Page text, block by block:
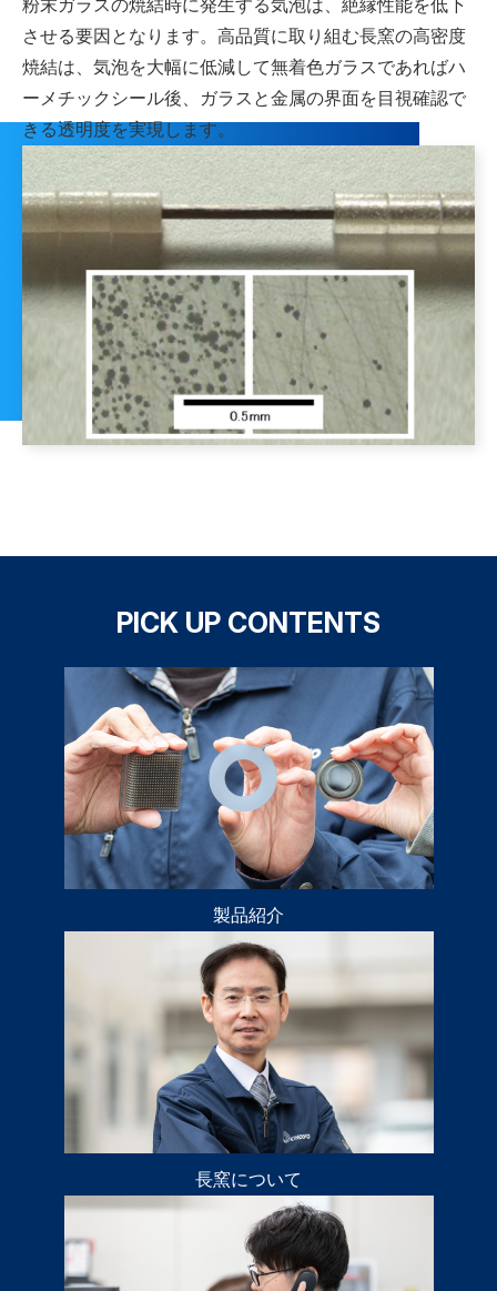
粉末ガラスの焼結時に発生する気泡は、絶縁性能を低下
させる要因となります。高品質に取り組む長窯の高密度
焼結は、気泡を大幅に低減して無着色ガラスであればハ
ーメチックシール後、ガラスと金属の界面を目視確認で
きる透明度を実現します。
PICK UP CONTENTS
製品紹介
長窯について